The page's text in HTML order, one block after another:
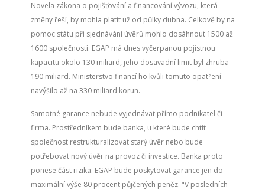
Novela zákona o pojišťování a financování vývozu, která
změny řeší, by mohla platit už od půlky dubna. Celkově by na
pomoc státu při sjednávání úvěrů mohlo dosáhnout 1500 až
1600 společností. EGAP má dnes vyčerpanou pojistnou
kapacitu okolo 130 miliard, jeho dosavadní limit byl zhruba
190 miliard. Ministerstvo financí ho kvůli tomuto opatření
navýšilo až na 330 miliard korun.
Samotné garance nebude vyjednávat přímo podnikatel či
firma. Prostředníkem bude banka, u které bude chtít
společnost restrukturalizovat starý úvěr nebo bude
potřebovat nový úvěr na provoz či investice. Banka proto
ponese část rizika. EGAP bude poskytovat garance jen do
maximální výše 80 procent půjčených peněz. "V posledních